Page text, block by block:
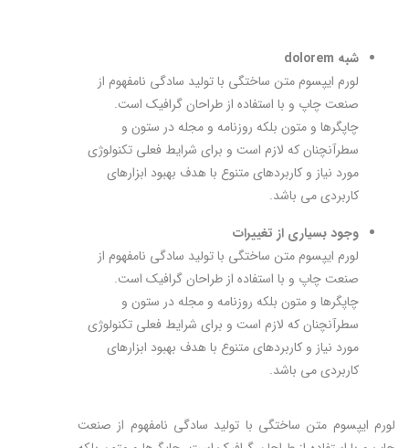
شبه dolorem
لورم ایپسوم متن ساختگی با تولید سادگی نامفهوم از
صنعت چاپ و با استفاده از طراحان گرافیک است.
چاپگرها و متون بلکه روزنامه و مجله در ستون و
سطرآنچنان که لازم است و برای شرایط فعلی تکنولوژی
مورد نیاز و کاربردهای متنوع با هدف بهبود ابزارهای
کاربردی می باشد.
وجود بسیاری از تغییرات
لورم ایپسوم متن ساختگی با تولید سادگی نامفهوم از
صنعت چاپ و با استفاده از طراحان گرافیک است.
چاپگرها و متون بلکه روزنامه و مجله در ستون و
سطرآنچنان که لازم است و برای شرایط فعلی تکنولوژی
مورد نیاز و کاربردهای متنوع با هدف بهبود ابزارهای
کاربردی می باشد.
لورم ایپسوم متن ساختگی با تولید سادگی نامفهوم از صنعت